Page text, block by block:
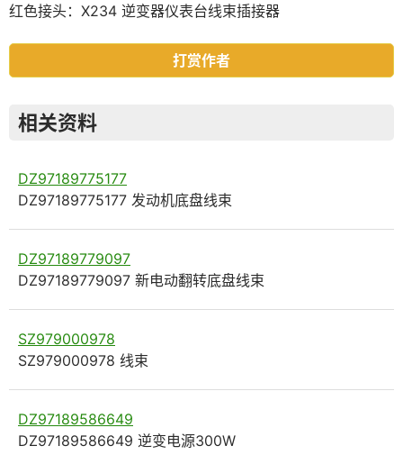
红色接头：X234 逆变器仪表台线束插接器
打赏作者
相关资料
DZ97189775177
DZ97189775177 发动机底盘线束
DZ97189779097
DZ97189779097 新电动翻转底盘线束
SZ979000978
SZ979000978 线束
DZ97189586649
DZ97189586649 逆变电源300W